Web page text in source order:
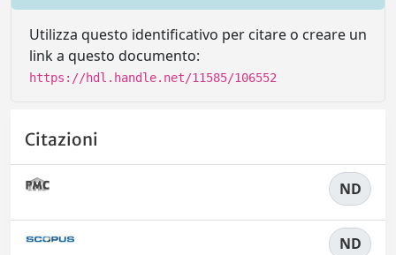
Utilizza questo identificativo per citare o creare un
link a questo documento:
https://hdl.handle.net/11585/106552
Citazioni
ND
ND